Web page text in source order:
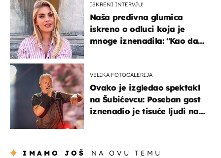
ISKRENI INTERVJU!
Naša predivna glumica
iskreno o odluci koja je
mnoge iznenadila: ''Kao da
VELIKA FOTOGALERIJA
Ovako je izgledao spektakl
na Šubićevcu: Poseban gost
iznenadio je tisuće ljudi na
IMAMO JOŠ NA OVU TEMU